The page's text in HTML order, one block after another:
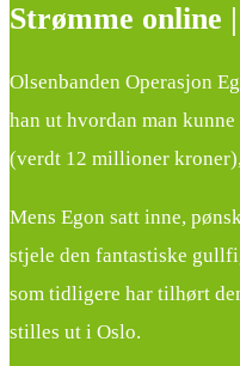
Strømme online
Olsenbanden Operasjon
han ut hvordan man
(verdt 12 millioner
Mens Egon satt inne,
stjele den fantastiske
som tidligere har tilhørt
stilles ut i Oslo.